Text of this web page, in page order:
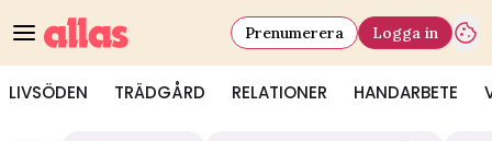
LIVSÖDEN TRÄDGÅRD RELATIONER HANDARBETE
Prenumerera Logga in